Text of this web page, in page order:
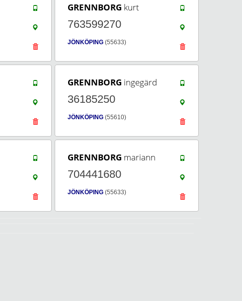
GRENNBORG kurt
763599270
JÖNKÖPING (55633)
GRENNBORG ingegärd
36185250
JÖNKÖPING (55610)
GRENNBORG mariann
704441680
JÖNKÖPING (55633)